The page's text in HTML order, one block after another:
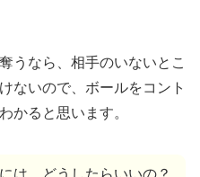
うなら、相手のいないとこ
ないので、ボールをコント
かると思います。
は、どうしたらいいの？